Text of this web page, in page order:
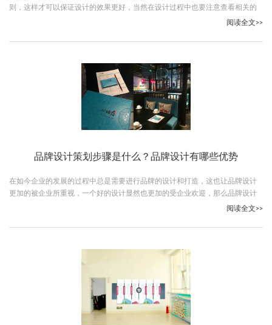
则，这样才可以保证设计的效果更好，当然在设计过程中也要注意查看相关的
案例，以保证自己更加直观的了解设计效果，那么品牌设计案例汇总在哪儿
阅读全文>>
品牌设计策划步骤是什么？品牌设计有哪些优势
在如今企业的发展的过程中总是需要进行品牌的设计和打造，这也让品牌设计
更加的被企业所重视，一个好的设计显然也更加的受企业欢迎，那么品牌设计
策划步骤是什么？下面让我们跟随古柏广告设计一起详细了解下吧。阅读全文>>